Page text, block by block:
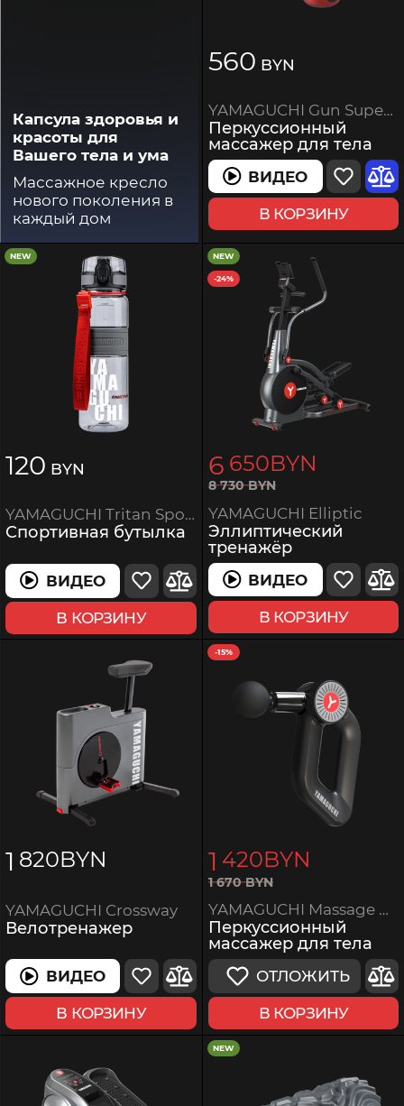
Капсула здоровья и
красоты для
Вашего тела и ума
Массажное кресло
нового поколения в
каждый дом
560 BYN
YAMAGUCHI Gun Super Mini
Перкуссионный
массажер для тела
ВИДЕО
В КОРЗИНУ
NEW
120 BYN
YAMAGUCHI Tritan Sport Bottle
Спортивная бутылка
ВИДЕО
В КОРЗИНУ
NEW
-24%
6 650BYN
8 730BYN
YAMAGUCHI Elliptic
Эллиптический
тренажёр
ВИДЕО
В КОРЗИНУ
1 820BYN
YAMAGUCHI Crossway
Велотренажер
ВИДЕО
В КОРЗИНУ
-15%
1 420BYN
1 670BYN
YAMAGUCHI Massage Gun MAX PRO
Перкуссионный
массажер для тела
ОТЛОЖИТЬ
В КОРЗИНУ
NEW